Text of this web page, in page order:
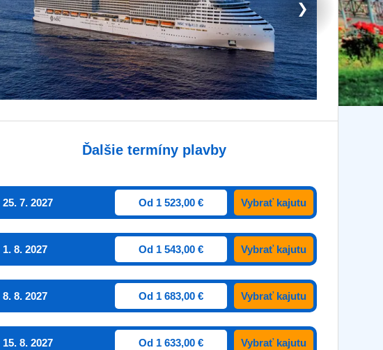
❯
Ďalšie termíny plavby
25. 7. 2027 Od 1 523,00 € Vybrať kajutu
1. 8. 2027 Od 1 543,00 € Vybrať kajutu
8. 8. 2027 Od 1 683,00 € Vybrať kajutu
15. 8. 2027 Od 1 633,00 € Vybrať kajutu